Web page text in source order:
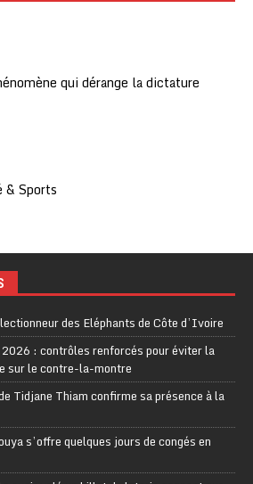
qui dérange la dictature
& Sports
des Eléphants de Côte d’Ivoire
: contrôles renforcés pour éviter la
sur le contre-la-montre
Tidjane Thiam confirme sa présence à la
s’offre quelques jours de congés en